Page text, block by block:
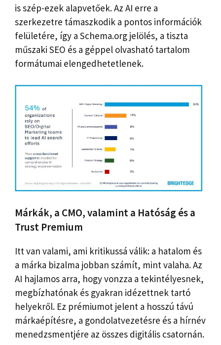
is szép-ezek alapvetőek. Az AI erre a
szerkezetre támaszkodik a pontos információk
felületére, így a Schema.org jelölés, a tiszta
műszaki SEO és a géppel olvasható tartalom
formátumai elengedhetetlenek.
Márkák, a CMO, valamint a Hatóság és a
Trust Premium
Itt van valami, ami kritikussá válik: a hatalom és
a márka bizalma jobban számít, mint valaha. Az
AI hajlamos arra, hogy vonzza a tekintélyesnek,
megbízhatónak és gyakran idézettnek tartó
helyekről. Ez prémiumot jelent a hosszú távú
márkaépítésre, a gondolatvezetésre és a hírnév
menedzsmentjére az összes digitális csatornán.